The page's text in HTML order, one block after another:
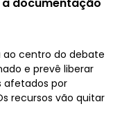
documentação
ao centro do debate
e prevê liberar
afetados por
recursos vão quitar